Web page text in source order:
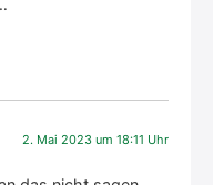
2. Mai 2023 um 18:11 Uhr